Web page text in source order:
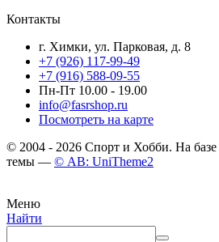
Контакты
г. Химки, ул. Парковая, д. 8
+7 (926) 117-99-49
+7 (916) 588-09-55
Пн-Пт 10.00 - 19.00
info@fasrshop.ru
Посмотреть на карте
© 2004 - 2026 Спорт и Хобби. На базе
темы — © AB: UniTheme2
Меню
Найти